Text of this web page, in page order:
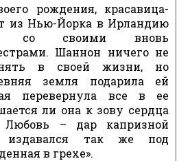
рождения, красавица-
из Нью-Йорка в Ирландию
со своими вновь
Шаннон ничего не
в своей жизни, но
земля подарила ей
перевернула все в ее
ли она к зову сердца
Любовь – дар капризной
издавался так же под
в грехе».